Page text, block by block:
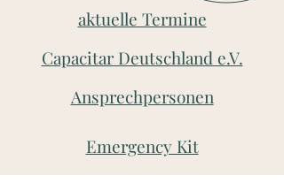
aktuelle Termine
Capacitar Deutschland e.V.
Ansprechpersonen
Emergency Kit